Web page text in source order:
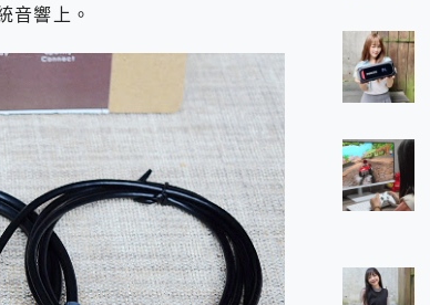
音響上。